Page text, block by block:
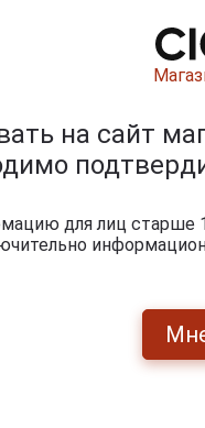
на сайт
для лиц старше